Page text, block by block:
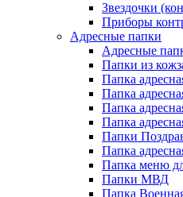
Звездочки
Приборы
Адресные папки
Адресные
Папки из
Папка
Папка
Папка
Папка
Папки
Папка
Папка меню
Папки МВД
Папка